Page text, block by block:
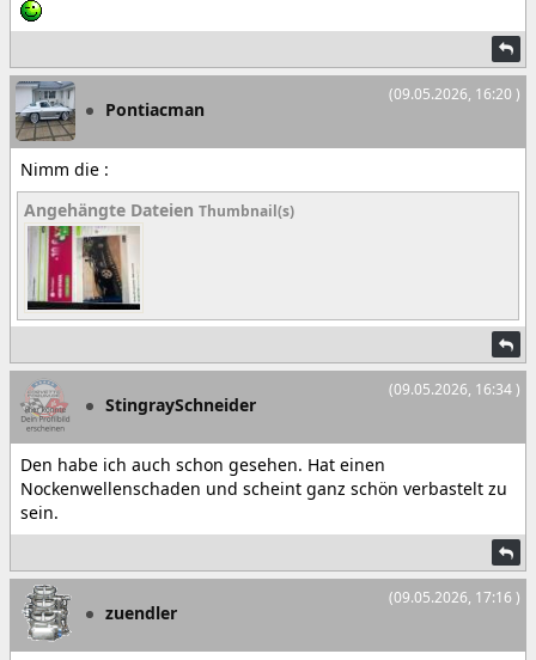
(09.05.2026, 16:20 )
Pontiacman
Nimm die :
Angehängte Dateien Thumbnail(s)
(09.05.2026, 16:34 )
StingraySchneider
Den habe ich auch schon gesehen. Hat einen
Nockenwellenschaden und scheint ganz schön verbastelt zu
sein.
(09.05.2026, 17:16 )
zuendler